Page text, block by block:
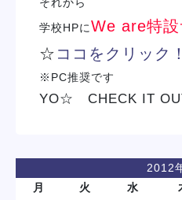
学校HPにWe are特設
☆ ココをクリック
※PC推奨です
YO☆ CHECK IT
2012
月
火 水